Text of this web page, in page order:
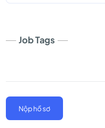
Job Tags
Nộp hồ sơ